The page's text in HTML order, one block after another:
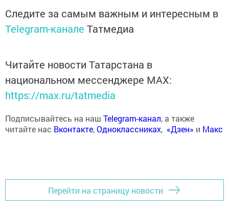
Следите за самым важным и интересным в
Telegram-канале Татмедиа
Читайте новости Татарстана в
национальном мессенджере MАХ:
https://max.ru/tatmedia
Подписывайтесь на наш Telegram-канал, а также
читайте нас Вконтакте,Одноклассниках, «Дзен» и Макс
Перейти на страницу новости